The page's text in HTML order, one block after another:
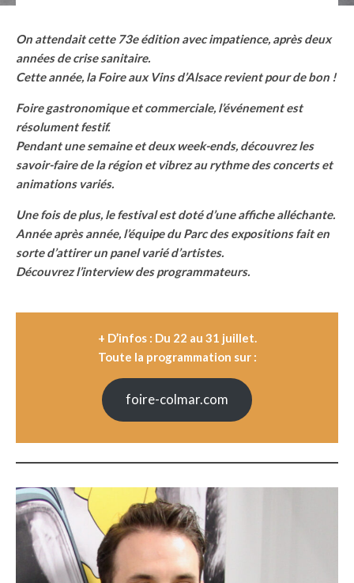
On attendait cette 73e édition avec impatience, après deux
années de crise sanitaire.
Cette année, la Foire aux Vins d’Alsace revient pour de bon !
Foire gastronomique et commerciale, l’événement est
résolument festif.
Pendant une semaine et deux week-ends, découvrez les
savoir-faire de la région et vibrez au rythme des concerts et
animations variés.
Une fois de plus, le festival est doté d’une affiche alléchante.
Année après année, l’équipe du Parc des expositions fait en
sorte d’attirer un panel varié d’artistes.
Découvrez l’interview des programmateurs.
+ D’infos : Du 22 au 31 juillet.
Toute la programmation sur :
foire-colmar.com